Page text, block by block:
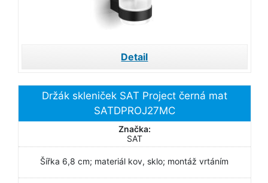
Detail
Držák skleniček SAT Project černá mat
SATDPROJ27MC
Značka:
SAT
Šířka 6,8 cm; materiál kov, sklo; montáž vrtáním